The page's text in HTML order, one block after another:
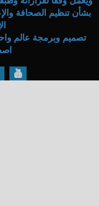
بشأن تنظيم الصحافة
تصميم وبرمجة عالم